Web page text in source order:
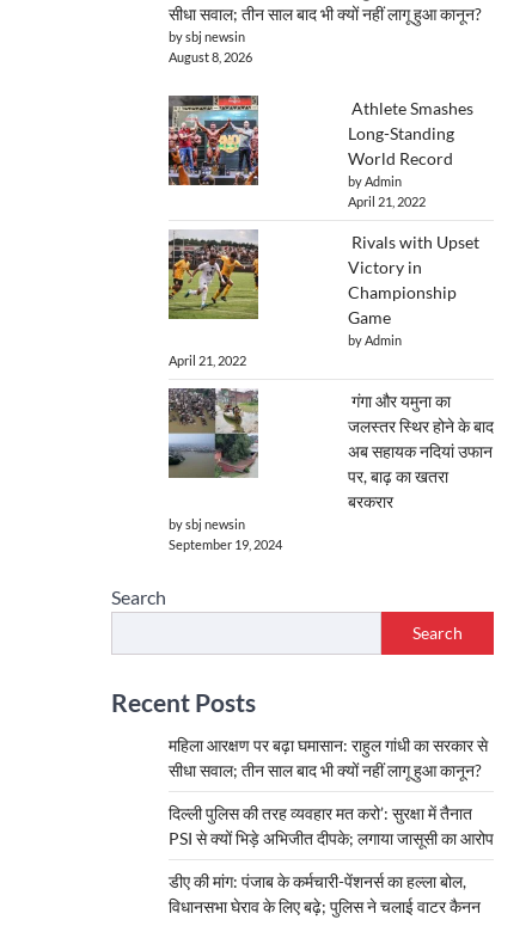
सीधा सवाल; तीन साल बाद भी क्यों नहीं लागू हुआ कानून?
by sbj newsin
August 8, 2026
Athlete Smashes
Long-Standing
World Record
by Admin
April 21, 2022
Rivals with Upset
Victory in
Championship
Game
by Admin
April 21, 2022
गंगा और यमुना का
जलस्तर स्थिर होने के बाद
अब सहायक नदियां उफान
पर, बाढ़ का खतरा
बरकरार
by sbj newsin
September 19, 2024
Search
Search
Recent Posts
महिला आरक्षण पर बढ़ा घमासान: राहुल गांधी का सरकार से
सीधा सवाल; तीन साल बाद भी क्यों नहीं लागू हुआ कानून?
दिल्ली पुलिस की तरह व्यवहार मत करो’: सुरक्षा में तैनात
PSI से क्यों भिड़े अभिजीत दीपके; लगाया जासूसी का आरोप
डीए की मांग: पंजाब के कर्मचारी-पेंशनर्स का हल्ला बोल,
विधानसभा घेराव के लिए बढ़े; पुलिस ने चलाई वाटर कैनन